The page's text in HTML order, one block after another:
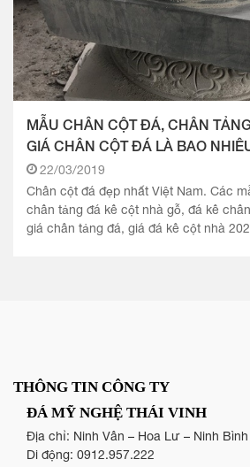
MẪU CHÂN CỘT ĐÁ, CHÂN
GIÁ CHÂN CỘT ĐÁ LÀ BAO
22/03/2019
Chân cột đá đẹp nhất Việt Nam. Các
chân tảng đá kê cột nhà gỗ, đá kê
giá chân tảng đá, giá đá kê cột nhà
THÔNG TIN CÔNG TY
ĐÁ MỸ NGHỆ THÁI VINH
Địa chỉ: Ninh Vân – Hoa Lư – Ninh Bình
Di động: 0912.957.222